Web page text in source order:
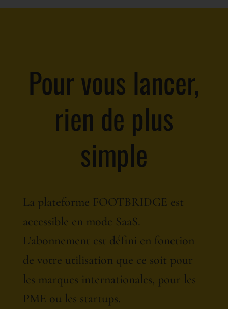
Pour vous lancer,
rien de plus
simple
La plateforme FOOTBRIDGE est
accessible en mode SaaS.
L’abonnement est défini en fonction
de votre utilisation que ce soit pour
les marques internationales, pour les
PME ou les startups.